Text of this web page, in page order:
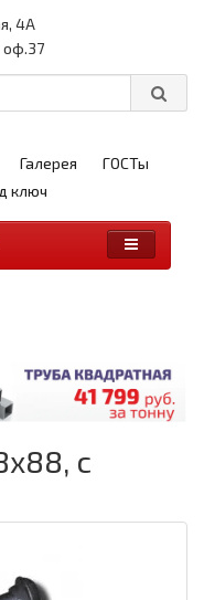
4А
оф.37
Галерея
ГОСТы
ключ
с